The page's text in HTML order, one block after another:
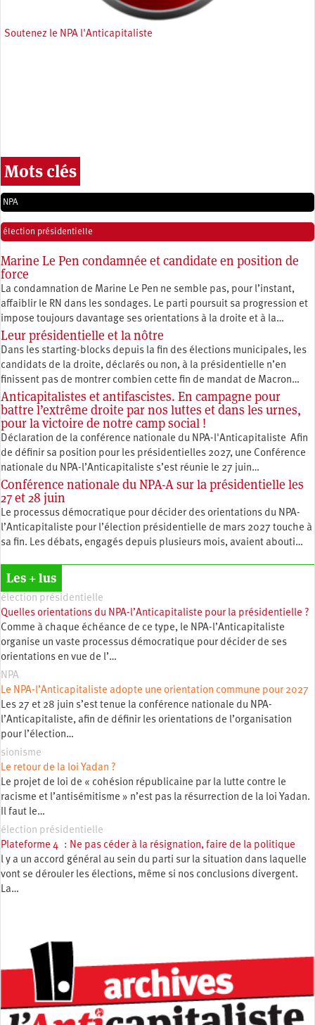
Soutenez le NPA l'Anticapitaliste
Mots clés
NPA
élection présidentielle
Marine Le Pen condamnée et candidate en position de
force
La condamnation de Marine Le Pen ne semble pas, pour l’instant,
affaiblir le RN dans les sondages. Le parti poursuit sa progression et
impose toujours davantage ses orientations à la droite et à la…
Leur présidentielle et la nôtre
Dans les starting-blocks depuis la fin des élections municipales, les
candidats de la droite, déclarés ou non, à la présidentielle n’en
finissent pas de montrer combien cette fin de mandat de Macron…
Anticapitalistes et antifascistes. En campagne pour
battre l’extrême droite par nos luttes et dans les urnes,
pour la victoire de notre camp social !
Déclaration de la conférence nationale du NPA-l'Anticapitaliste Afin
de définir sa position pour les présidentielles 2027, une Conférence
nationale du NPA-l’Anticapitaliste s’est réunie le 27 juin…
Conférence nationale du NPA-A sur la présidentielle les
27 et 28 juin
Le processus démocratique pour décider des orientations du NPA-
l’Anticapitaliste pour l’élection présidentielle de mars 2027 touche à
sa fin. Les débats, engagés depuis plusieurs mois, avaient abouti…
Les + lus
élection présidentielle
Quelles orientations du NPA-l’Anticapitaliste pour la présidentielle ?
Comme à chaque échéance de ce type, le NPA-l’Anticapitaliste
organise un vaste processus démocratique pour décider de ses
orientations en vue de l’…
NPA
Le NPA-l’Anticapitaliste adopte une orientation commune pour 2027
Les 27 et 28 juin s’est tenue la conférence nationale du NPA-
l’Anticapitaliste, afin de définir les orientations de l’organisation
pour l’élection…
sionisme
Le retour de la loi Yadan ?
Le projet de loi de « cohésion républicaine par la lutte contre le
racisme et l’antisémitisme » n’est pas la résurrection de la loi Yadan.
Il faut le…
élection présidentielle
Plateforme 4 : Ne pas céder à la résignation, faire de la politique
l y a un accord général au sein du parti sur la situation dans laquelle
vont se dérouler les élections, même si nos conclusions divergent.
La…